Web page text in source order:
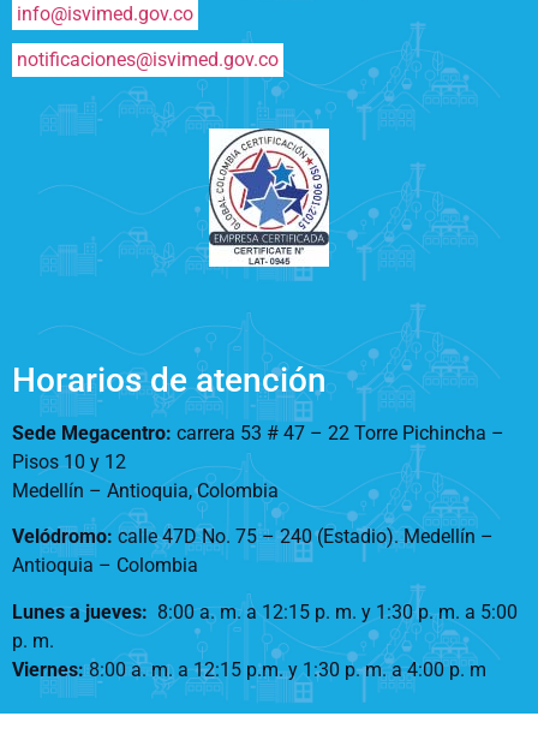
info@isvimed.gov.co
notificaciones@isvimed.gov.co
Horarios de atención
Sede Megacentro: carrera 53 # 47 – 22 Torre Pichincha –
Pisos 10 y 12
Medellín – Antioquia, Colombia
Velódromo: calle 47D No. 75 – 240 (Estadio). Medellín –
Antioquia – Colombia
Lunes a jueves: 8:00 a. m. a 12:15 p. m. y 1:30 p. m. a 5:00
p. m.
Viernes:8:00 a. m. a 12:15 p.m. y 1:30 p. m. a 4:00 p. m